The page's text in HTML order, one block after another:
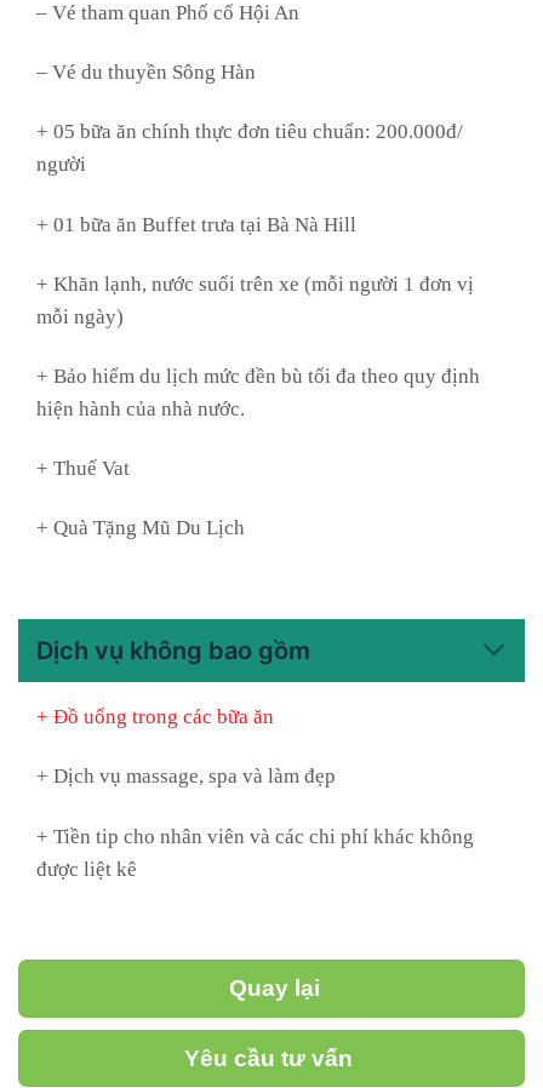
– Vé tham quan Phố cổ Hội An
– Vé du thuyền Sông Hàn
+ 05 bữa ăn chính thực đơn tiêu chuẩn: 200.000đ/
người
+ 01 bữa ăn Buffet trưa tại Bà Nà Hill
+ Khăn lạnh, nước suối trên xe (mỗi người 1 đơn vị
mỗi ngày)
+ Bảo hiểm du lịch mức đền bù tối đa theo quy định
hiện hành của nhà nước.
+ Thuế Vat
+ Quà Tặng Mũ Du Lịch
Dịch vụ không bao gồm
+ Đồ uống trong các bữa ăn
+ Dịch vụ massage, spa và làm đẹp
+ Tiền tip cho nhân viên và các chi phí khác không
được liệt kê
Quay lại
Yêu cầu tư vấn